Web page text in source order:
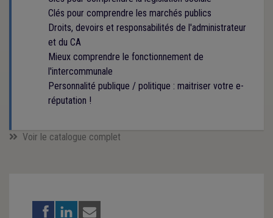
Clés pour comprendre les marchés publics
Droits, devoirs et responsabilités de l'administrateur
et du CA
Mieux comprendre le fonctionnement de
l'intercommunale
Personnalité publique / politique : maitriser votre e-
réputation !
Voir le catalogue complet